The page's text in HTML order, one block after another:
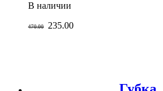
В наличии
470.00 235.00